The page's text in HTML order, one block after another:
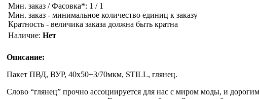
Мин. заказ / Фасовка*: 1 / 1
Мин. заказ - минимальное количество единиц к заказу
Кратность - величика заказа должна быть кратна
Наличие: Нет
Описание:
Пакет ПВД, ВУР, 40х50+3/70мкм, STILL, глянец.
Слово “глянец” прочно ассоциируется для нас с миром моды, и